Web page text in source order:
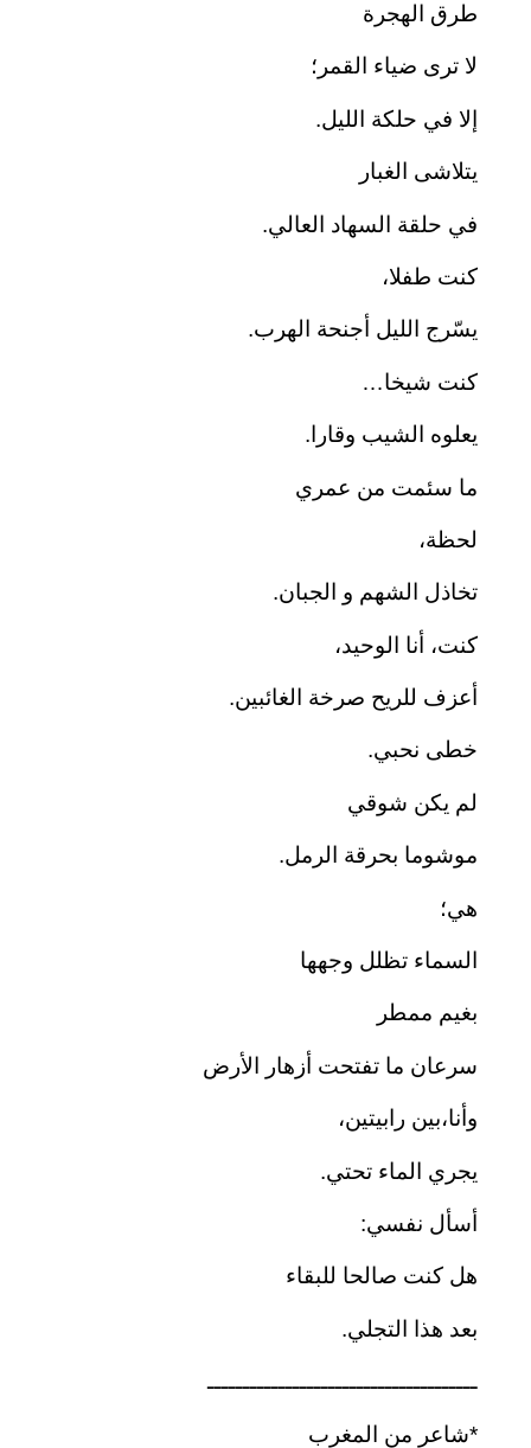
طرق الهجرة
لا ترى ضياء القمر؛
إلا في حلكة الليل.
يتلاشى الغبار
في حلقة السهاد العالي.
كنت طفلا،
يسّرج الليل أجنحة الهرب.
كنت شيخا…
يعلوه الشيب وقارا.
ما سئمت من عمري
لحظة،
تخاذل الشهم و الجبان.
كنت، أنا الوحيد،
أعزف للريح صرخة الغائبين.
خطى نحبي.
لم يكن شوقي
موشوما بحرقة الرمل.
هي؛
السماء تظلل وجهها
بغيم ممطر
سرعان ما تفتحت أزهار الأرض
وأنا،بين رابيتين،
يجري الماء تحتي.
أسأل نفسي:
هل كنت صالحا للبقاء
بعد هذا التجلي.
ــــــــــــــــــــــــــــــــــــــ
*شاعر من المغرب